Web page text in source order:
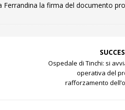
Ferrandina la firma del documento
Ospedale di Tinchi: si
operativa del
rafforzamento